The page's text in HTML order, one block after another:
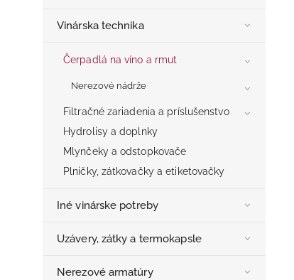
Vinárska technika
Čerpadlá na víno a rmut
Nerezové nádrže
Filtračné zariadenia a príslušenstvo
Hydrolisy a doplnky
Mlynčeky a odstopkovače
Plničky, zátkovačky a etiketovačky
Iné vinárske potreby
Uzávery, zátky a termokapsle
Nerezové armatúry